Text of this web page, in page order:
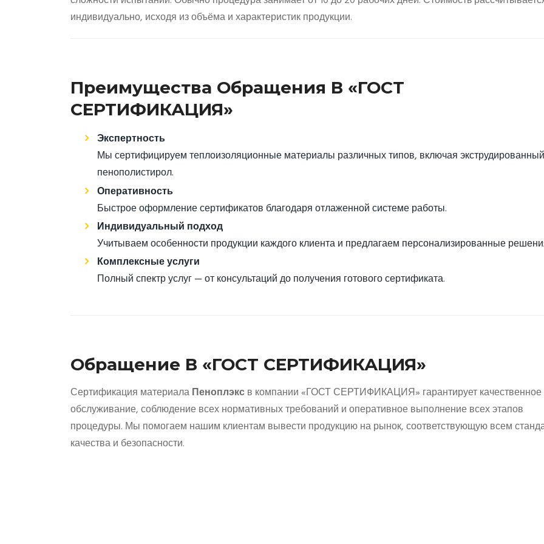
индивидуально, исходя из объёма и характеристик продукции.
Преимущества Обращения В «ГОСТ
СЕРТИФИКАЦИЯ»
Экспертность
Мы сертифицируем теплоизоляционные материалы различных типов, включая экструдированный
пенополистирол.
Оперативность
Быстрое оформление сертификатов благодаря отлаженной системе работы.
Индивидуальный подход
Учитываем особенности продукции каждого клиента и предлагаем персонализированные
Комплексные услуги
Полный спектр услуг — от консультаций до получения готового сертификата.
Обращение В «ГОСТ СЕРТИФИКАЦИЯ»
Сертификация материалаПеноплэксв компании «ГОСТ СЕРТИФИКАЦИЯ» гарантирует качественное
обслуживание, соблюдение всех нормативных требований и оперативное выполнение всех этапов
процедуры. Мы помогаем нашим клиентам вывести продукцию на рынок, соответствующую всем
качества и безопасности.